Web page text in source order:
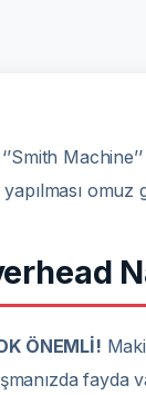
ÖNEMLİ!
fayda